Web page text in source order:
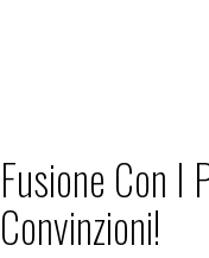
Fusione Con I
Convinzioni!